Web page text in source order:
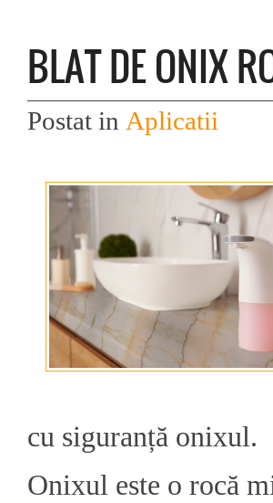
BLAT DE ONIX
Postat in Aplicatii
cu siguranță onixul.
Onixul este o rocă